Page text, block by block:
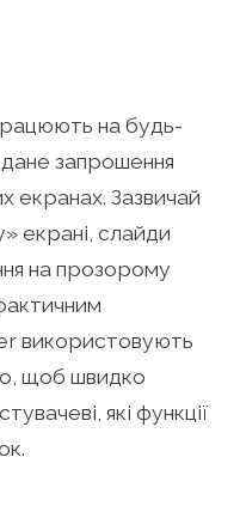
на будь-
запрошення
екранах. Зазвичай
екрані, слайди
на прозорому
використовують
щоб швидко
які функції